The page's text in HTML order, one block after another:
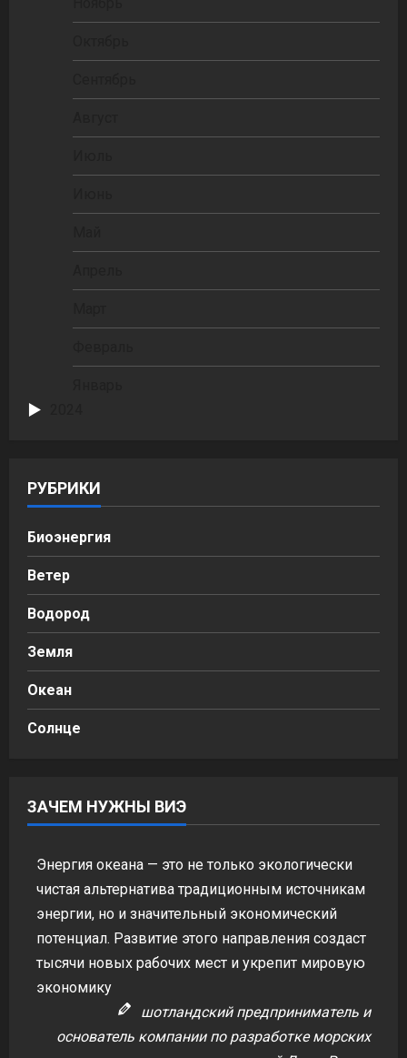
РУБРИКИ
Биоэнергия
Ветер
Водород
Земля
Океан
Солнце
ЗАЧЕМ НУЖНЫ ВИЭ
Энергия океана — это не только экологически
чистая альтернатива традиционным источникам
энергии, но и значительный экономический
потенциал. Развитие этого направления создаст
тысячи новых рабочих мест и укрепит мировую
экономику
шотландский предприниматель и
основатель компании по разработке морских